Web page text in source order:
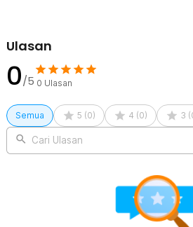
Ulasan
0/5 0 Ulasan
Semua 5 (0) 4 (0) 3 (
Cari Ulasan